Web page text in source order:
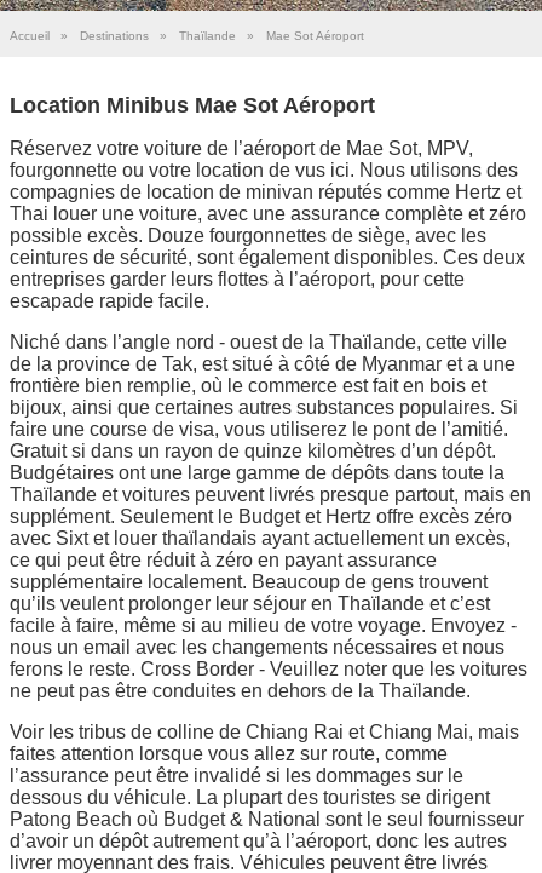
Accueil » Destinations » Thaïlande » Mae Sot Aéroport
Location Minibus Mae Sot Aéroport
Réservez votre voiture de l’aéroport de Mae Sot, MPV,
fourgonnette ou votre location de vus ici. Nous utilisons des
compagnies de location de minivan réputés comme Hertz et
Thai louer une voiture, avec une assurance complète et zéro
possible excès. Douze fourgonnettes de siège, avec les
ceintures de sécurité, sont également disponibles. Ces deux
entreprises garder leurs flottes à l’aéroport, pour cette
escapade rapide facile.
Niché dans l’angle nord - ouest de la Thaïlande, cette ville
de la province de Tak, est situé à côté de Myanmar et a une
frontière bien remplie, où le commerce est fait en bois et
bijoux, ainsi que certaines autres substances populaires. Si
faire une course de visa, vous utiliserez le pont de l’amitié.
Gratuit si dans un rayon de quinze kilomètres d’un dépôt.
Budgétaires ont une large gamme de dépôts dans toute la
Thaïlande et voitures peuvent livrés presque partout, mais en
supplément. Seulement le Budget et Hertz offre excès zéro
avec Sixt et louer thaïlandais ayant actuellement un excès,
ce qui peut être réduit à zéro en payant assurance
supplémentaire localement. Beaucoup de gens trouvent
qu’ils veulent prolonger leur séjour en Thaïlande et c’est
facile à faire, même si au milieu de votre voyage. Envoyez -
nous un email avec les changements nécessaires et nous
ferons le reste. Cross Border - Veuillez noter que les voitures
ne peut pas être conduites en dehors de la Thaïlande.
Voir les tribus de colline de Chiang Rai et Chiang Mai, mais
faites attention lorsque vous allez sur route, comme
l’assurance peut être invalidé si les dommages sur le
dessous du véhicule. La plupart des touristes se dirigent
Patong Beach où Budget & National sont le seul fournisseur
d’avoir un dépôt autrement qu’à l’aéroport, donc les autres
livrer moyennant des frais. Véhicules peuvent être livrés